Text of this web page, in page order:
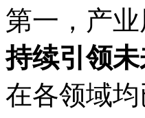
第一，产业
持续引领未
在各领域